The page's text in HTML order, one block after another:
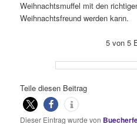
Weihnachtsmuffel mit den
Weihnachtsfreund werden kann.
5 von 5
Teile diesen Beitrag
Dieser Eintrag wurde von